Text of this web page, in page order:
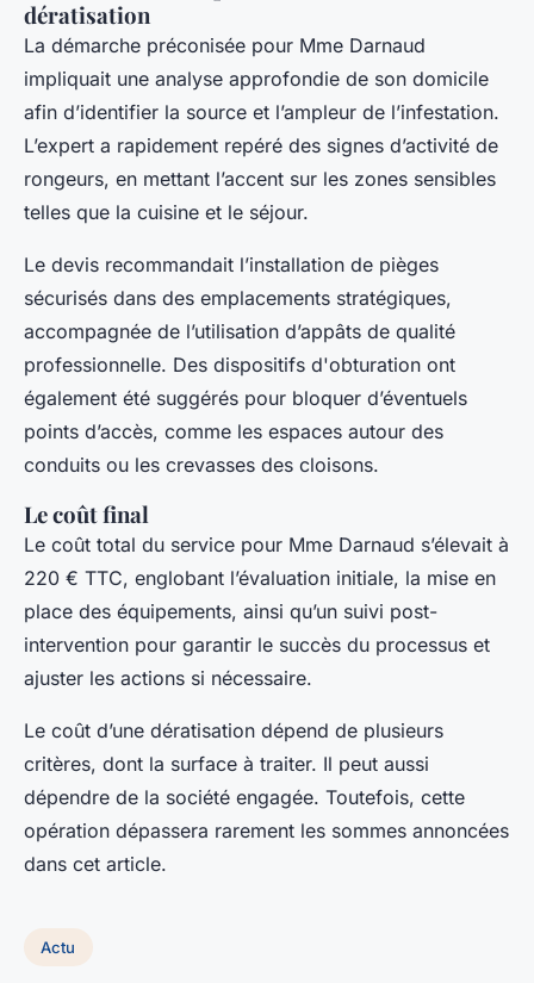
dératisation
La démarche préconisée pour Mme Darnaud
impliquait une analyse approfondie de son domicile
afin d’identifier la source et l’ampleur de l’infestation.
L’expert a rapidement repéré des signes d’activité de
rongeurs, en mettant l’accent sur les zones sensibles
telles que la cuisine et le séjour.
Le devis recommandait l’installation de pièges
sécurisés dans des emplacements stratégiques,
accompagnée de l’utilisation d’appâts de qualité
professionnelle. Des dispositifs d'obturation ont
également été suggérés pour bloquer d’éventuels
points d’accès, comme les espaces autour des
conduits ou les crevasses des cloisons.
Le coût final
Le coût total du service pour Mme Darnaud s’élevait à
220 € TTC, englobant l’évaluation initiale, la mise en
place des équipements, ainsi qu’un suivi post-
intervention pour garantir le succès du processus et
ajuster les actions si nécessaire.
Le coût d’une dératisation dépend de plusieurs
critères, dont la surface à traiter. Il peut aussi
dépendre de la société engagée. Toutefois, cette
opération dépassera rarement les sommes annoncées
dans cet article.
Actu